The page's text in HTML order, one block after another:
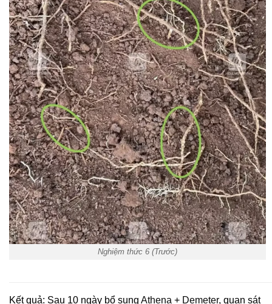
Nghiệm thức 6 (Trước)
Kết quả: Sau 10 ngày bổ sung Athena + Demeter, quan sát